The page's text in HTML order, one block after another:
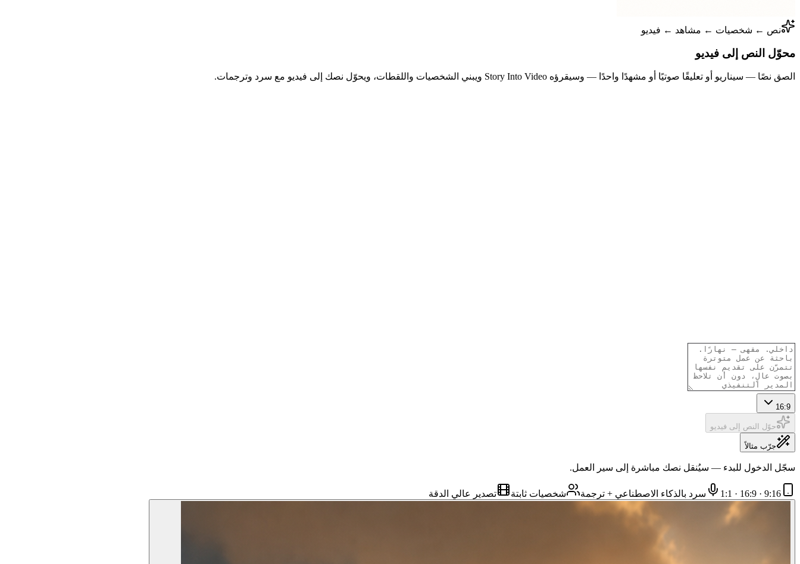
نص ← شخصيات ← مشاهد ← فيديو
محوّل النص إلى فيديو
الصق نصًا — سيناريو أو تعليقًا صوتيًا أو مشهدًا واحدًا — وسيقرؤه Story Into Video ويبني الشخصيات واللقطات، ويحوّل نصك إلى فيديو مع سرد وترجمات.
16:9
حوّل النص إلى فيديو
جرّب مثالاً
سجّل الدخول للبدء — سيُنقل نصك مباشرة إلى سير العمل.
9:16 · 16:9 · 1:1 سرد بالذكاء الاصطناعي + ترجمة شخصيات ثابتة تصدير عالي الدقة